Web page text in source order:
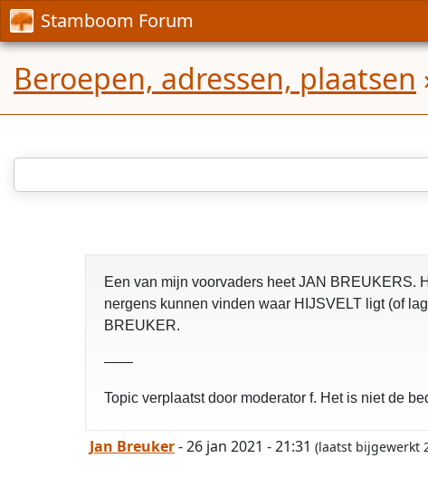
Stamboom Forum
Beroepen, adressen, plaatsen
Een van mijn voorvaders heet JAN BREUKERS.
nergens kunnen vinden waar HIJSVELT ligt (of
BREUKER.
——
Topic verplaatst door moderator f. Het is niet de
Jan Breuker- 26 jan 2021 - 21:31 (laatst bijgewerkt